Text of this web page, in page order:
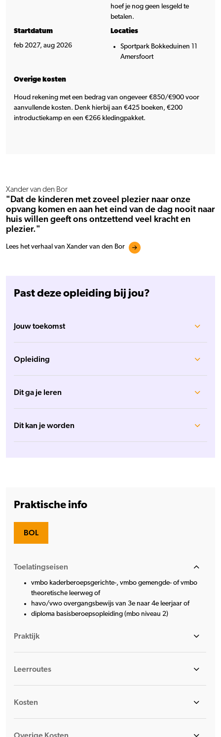
hoef je nog geen lesgeld te
betalen.
Startdatum
feb 2027, aug 2026
Locaties
Sportpark Bokkeduinen 11
Amersfoort
Overige kosten
Houd rekening met een bedrag van ongeveer €850/€900 voor
aanvullende kosten. Denk hierbij aan €425 boeken, €200
introductiekamp en een €266 kledingpakket.
Xander van den Bor
"Dat de kinderen met zoveel plezier naar onze
opvang komen en aan het eind van de dag nooit naar
huis willen geeft ons ontzettend veel kracht en
plezier."
Lees het verhaal van Xander van den Bor
Past deze opleiding bij jou?
Jouw toekomst
Opleiding
Dit ga je leren
Dit kan je worden
Praktische info
BOL
Toelatingseisen
vmbo kaderberoepsgerichte-, vmbo gemengde- of vmbo
theoretische leerweg of
havo/vwo overgangsbewijs van 3e naar 4e leerjaar of
diploma basisberoepsopleiding (mbo niveau 2)
Praktijk
Leerroutes
Kosten